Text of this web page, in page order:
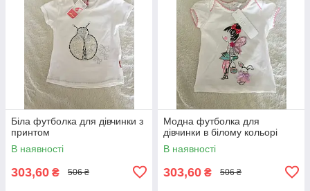
Біла футболка для дівчинки з
принтом
В наявності
303,60 ₴ 506 ₴
Модна футболка для
дівчинки в білому кольорі
В наявності
303,60 ₴ 506 ₴